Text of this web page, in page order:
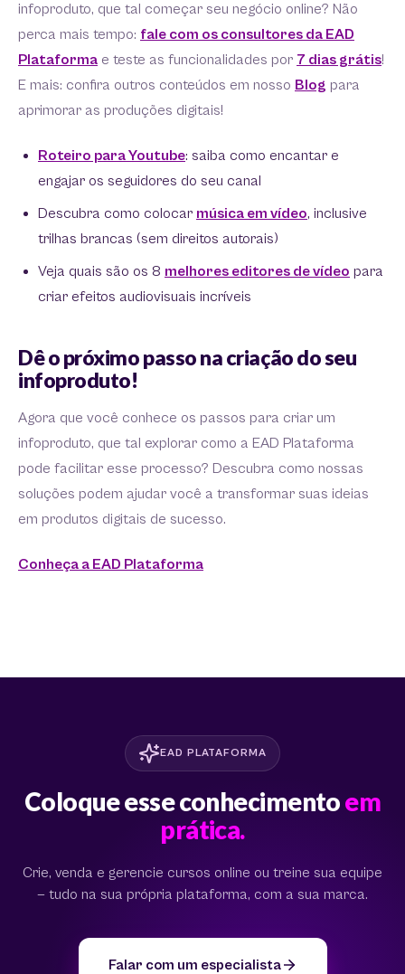
infoproduto, que tal começar seu negócio online? Não
perca mais tempo: fale com os consultores da EAD
Plataforma e teste as funcionalidades por 7 dias grátis!
E mais: confira outros conteúdos em nosso Blog para
aprimorar as produções digitais!
Roteiro para Youtube: saiba como encantar e
engajar os seguidores do seu canal
Descubra como colocar música em vídeo, inclusive
trilhas brancas (sem direitos autorais)
Veja quais são os 8 melhores editores de vídeo para
criar efeitos audiovisuais incríveis
Dê o próximo passo na criação do seu
infoproduto!
Agora que você conhece os passos para criar um
infoproduto, que tal explorar como a EAD Plataforma
pode facilitar esse processo? Descubra como nossas
soluções podem ajudar você a transformar suas ideias
em produtos digitais de sucesso.
Conheça a EAD Plataforma
EAD PLATAFORMA
Coloque esse conhecimentoem
prática.
Crie, venda e gerencie cursos online ou treine sua equipe
— tudo na sua própria plataforma, com a sua marca.
Falar com um especialista